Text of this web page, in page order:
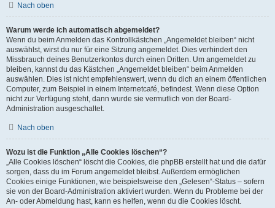
Nach oben
Warum werde ich automatisch abgemeldet?
Wenn du beim Anmelden das Kontrollkästchen „Angemeldet bleiben“ nicht
auswählst, wirst du nur für eine Sitzung angemeldet. Dies verhindert den
Missbrauch deines Benutzerkontos durch einen Dritten. Um angemeldet zu
bleiben, kannst du das Kästchen „Angemeldet bleiben“ beim Anmelden
auswählen. Dies ist nicht empfehlenswert, wenn du dich an einem öffentlichen
Computer, zum Beispiel in einem Internetcafé, befindest. Wenn diese Option
nicht zur Verfügung steht, dann wurde sie vermutlich von der Board-
Administration ausgeschaltet.
Nach oben
Wozu ist die Funktion „Alle Cookies löschen“?
„Alle Cookies löschen“ löscht die Cookies, die phpBB erstellt hat und die dafür
sorgen, dass du im Forum angemeldet bleibst. Außerdem ermöglichen
Cookies einige Funktionen, wie beispielsweise den „Gelesen“-Status – sofern
sie von der Board-Administration aktiviert wurden. Wenn du Probleme bei der
An- oder Abmeldung hast, kann es helfen, wenn du die Cookies löscht.